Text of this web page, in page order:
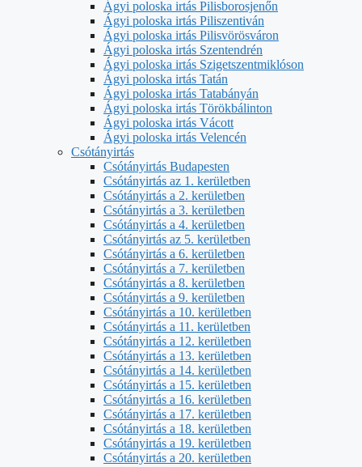
Ágyi poloska irtás Pilisborosjenőn
Ágyi poloska irtás Piliszentiván
Ágyi poloska irtás Pilisvörösváron
Ágyi poloska irtás Szentendrén
Ágyi poloska irtás Szigetszentmiklóson
Ágyi poloska irtás Tatán
Ágyi poloska irtás Tatabányán
Ágyi poloska irtás Törökbálinton
Ágyi poloska irtás Vácott
Ágyi poloska irtás Velencén
Csótányirtás
Csótányirtás Budapesten
Csótányirtás az 1. kerületben
Csótányirtás a 2. kerületben
Csótányirtás a 3. kerületben
Csótányirtás a 4. kerületben
Csótányirtás az 5. kerületben
Csótányirtás a 6. kerületben
Csótányirtás a 7. kerületben
Csótányirtás a 8. kerületben
Csótányirtás a 9. kerületben
Csótányirtás a 10. kerületben
Csótányirtás a 11. kerületben
Csótányirtás a 12. kerületben
Csótányirtás a 13. kerületben
Csótányirtás a 14. kerületben
Csótányirtás a 15. kerületben
Csótányirtás a 16. kerületben
Csótányirtás a 17. kerületben
Csótányirtás a 18. kerületben
Csótányirtás a 19. kerületben
Csótányirtás a 20. kerületben